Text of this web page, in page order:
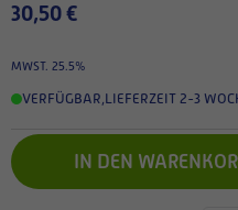
30,50 €
MWST. 25.5%
VERFÜGBAR,LIEFERZEIT 2-3
IN DEN